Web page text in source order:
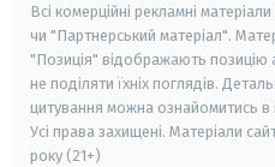
Всі комерційні рекламні
чи "Партнерський матеріал".
"Позиція" відображають позицію
не поділяти їхніх поглядів.
цитування можна ознайомитись в
Усі права захищені. Матеріали
року (21+)